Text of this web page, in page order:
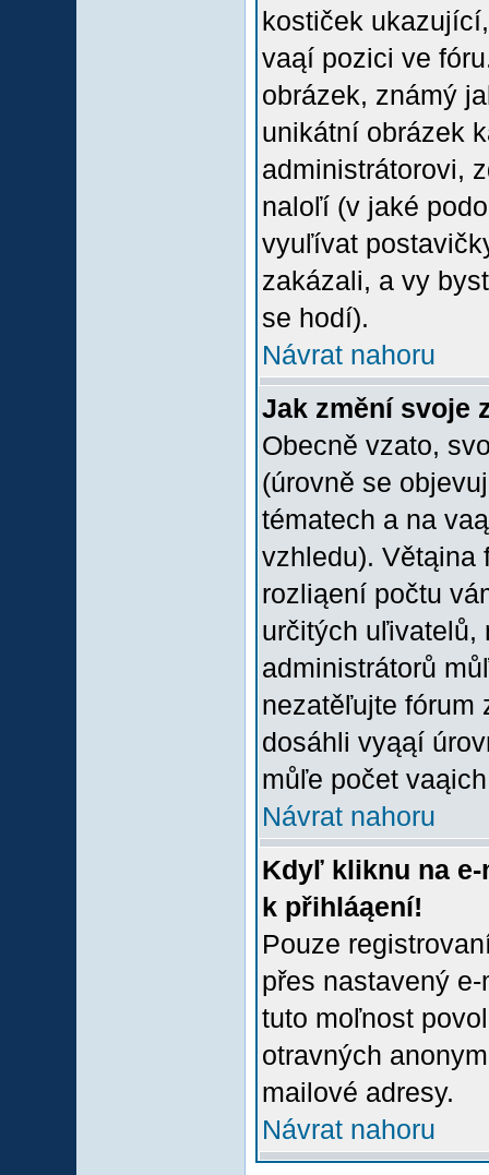
kostiček
vaąí pozici ve
obrázek, známý
unikátní obrázek
administrátorovi,
naloľí (v jaké
vyuľívat
zakázali, a vy
se hodí).
Návrat nahoru
Jak změní svoje
Obecně vzato,
(úrovně se
tématech a na
vzhledu). Větąina
rozliąení počtu
určitých uľivatelů,
administrátorů
nezatěľujte fórum
dosáhli vyąąí
můľe počet
Návrat nahoru
Kdyľ kliknu na
k přihláąení!
Pouze
přes nastavený
tuto moľnost
otravných
mailové adresy.
Návrat nahoru